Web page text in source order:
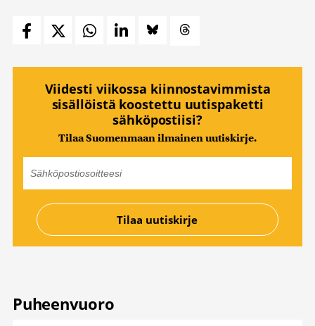
Viidesti viikossa kiinnostavimmista
sisällöistä koostettu uutispaketti
sähköpostiisi?
Tilaa Suomenmaan ilmainen uutiskirje.
Puheenvuoro